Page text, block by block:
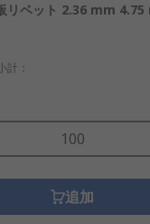
リベット 2.36 mm 4.75
計：
追加